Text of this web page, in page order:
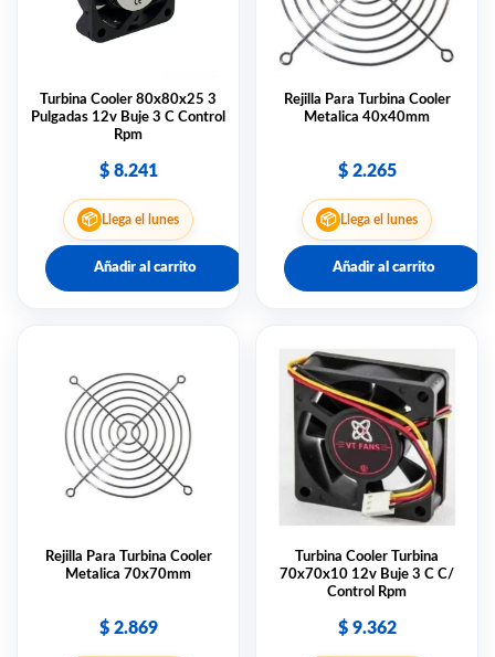
Turbina Cooler 80x80x25 3
Pulgadas 12v Buje 3 C Control
Rpm
$8.241
📦 Llega el lunes
Añadir al carrito
Rejilla Para Turbina Cooler
Metalica 40x40mm
$2.265
📦 Llega el lunes
Añadir al carrito
Rejilla Para Turbina Cooler
Metalica 70x70mm
$2.869
Turbina Cooler Turbina
70x70x10 12v Buje 3 C C/
Control Rpm
$9.362